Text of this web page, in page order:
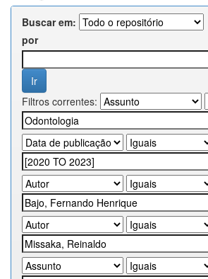
Buscar em:
por
Filtros correntes: